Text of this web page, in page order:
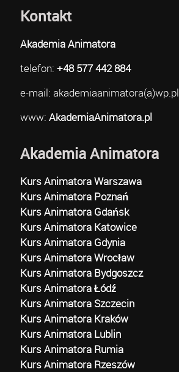
Kontakt
Akademia Animatora
telefon: +48 577 442 884
e-mail: akademiaanimatora(a)wp.pl
www: AkademiaAnimatora.pl
Akademia Animatora
Kurs Animatora Warszawa
Kurs Animatora Poznań
Kurs Animatora Gdańsk
Kurs Animatora Katowice
Kurs Animatora Gdynia
Kurs Animatora Wrocław
Kurs Animatora Bydgoszcz
Kurs Animatora Łódź
Kurs Animatora Szczecin
Kurs Animatora Kraków
Kurs Animatora Lublin
Kurs Animatora Rumia
Kurs Animatora Rzeszów